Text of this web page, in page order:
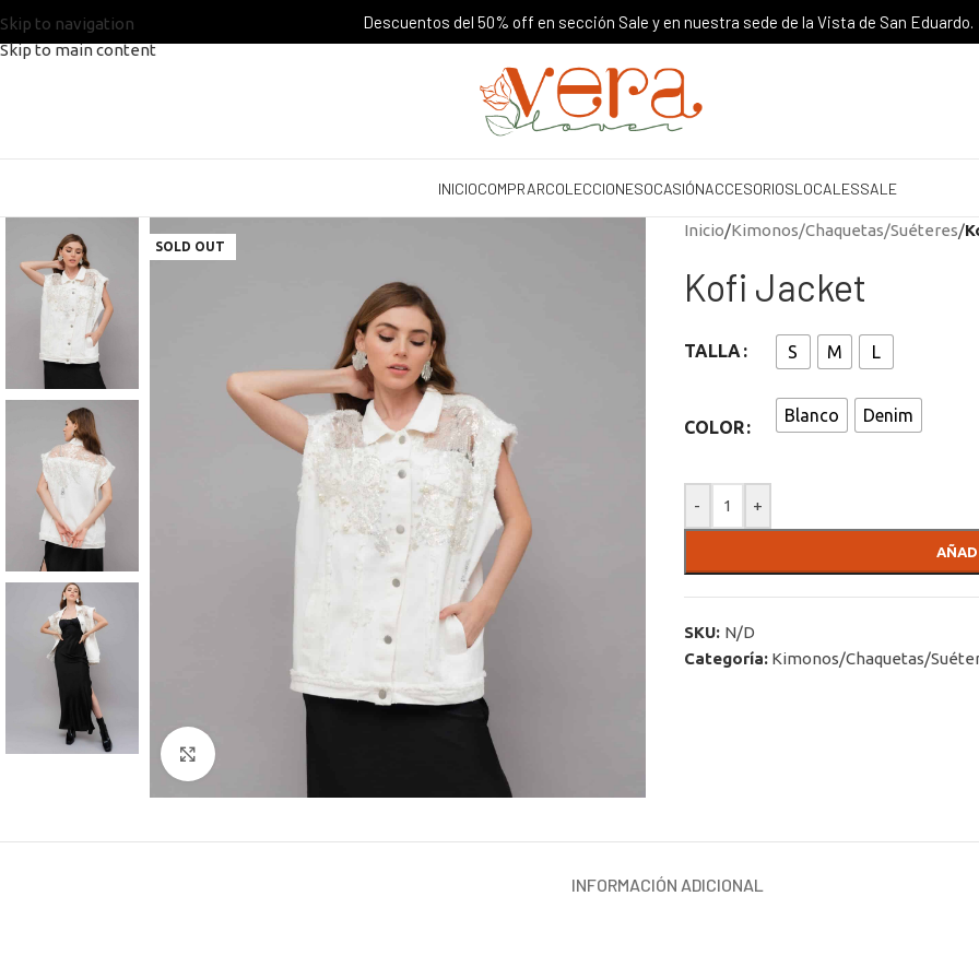
Skip to navigation
Skip to main content
Descuentos del 50% off en sección Sale y en nuestra sede de la Vista de San Eduardo.
INICIOCOMPRARCOLECCIONESOCASIÓNACCESORIOSLOCALESSALE
SOLD OUT
Inicio/Kimonos/Chaquetas/Suéteres/
Kofi Jacket
TALLA S M L
COLOR
Blanco Denim
- +
SKU: N/D
Categoría: Kimonos/Chaquetas/
INFORMACIÓN ADICIONAL